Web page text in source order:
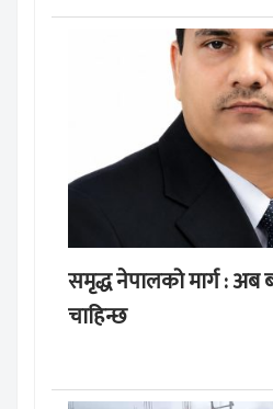
समृद्ध नेपालको मार्ग : अब
चाहिन्छ